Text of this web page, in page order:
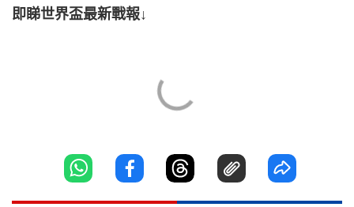
即睇世界盃最新戰報↓